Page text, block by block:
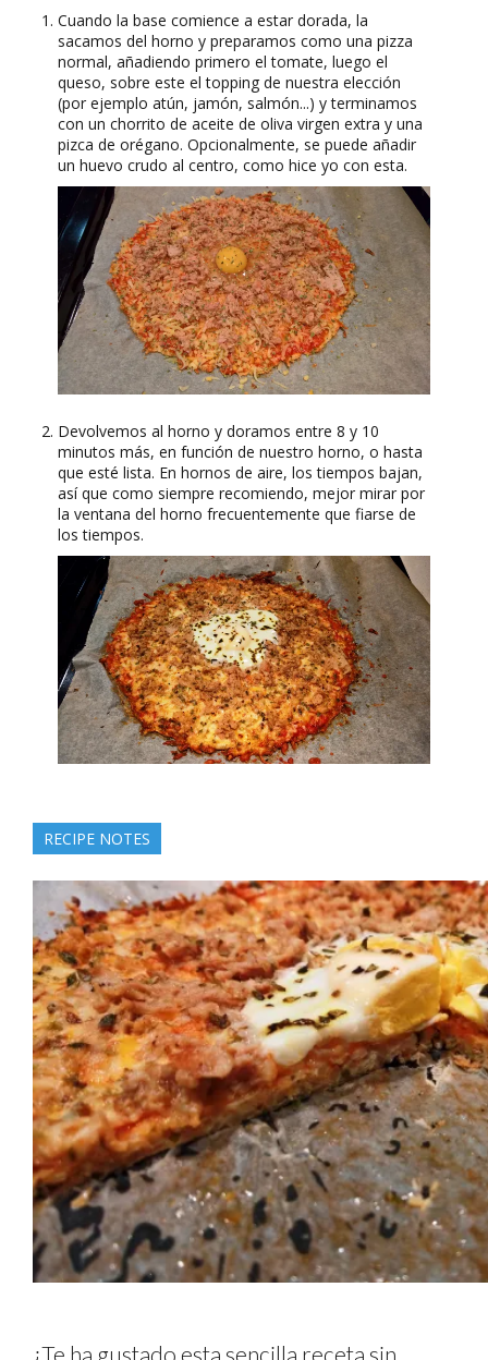
Cuando la base comience a estar dorada, la
sacamos del horno y preparamos como una pizza
normal, añadiendo primero el tomate, luego el
queso, sobre este el topping de nuestra elección
(por ejemplo atún, jamón, salmón...) y terminamos
con un chorrito de aceite de oliva virgen extra y una
pizca de orégano. Opcionalmente, se puede añadir
un huevo crudo al centro, como hice yo con esta.
Devolvemos al horno y doramos entre 8 y 10
minutos más, en función de nuestro horno, o hasta
que esté lista. En hornos de aire, los tiempos bajan,
así que como siempre recomiendo, mejor mirar por
la ventana del horno frecuentemente que fiarse de
los tiempos.
RECIPE NOTES
¿Te ha gustado esta sencilla receta sin